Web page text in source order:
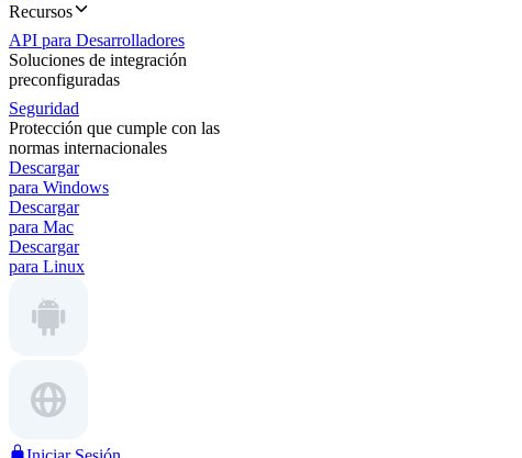
Recursos
API para Desarrolladores
Soluciones de integración
preconfiguradas
Seguridad
Protección que cumple con las
normas internacionales
Descargar
para Windows
Descargar
para Mac
Descargar
para Linux